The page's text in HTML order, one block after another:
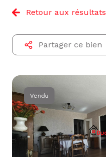
BIENS À
VENDRE
NOS
BIENS
ESTIMATION
L'ÉQUIPE
ALERTE
E-MAIL
Retour aux résultats
Partager ce bien
Vendu